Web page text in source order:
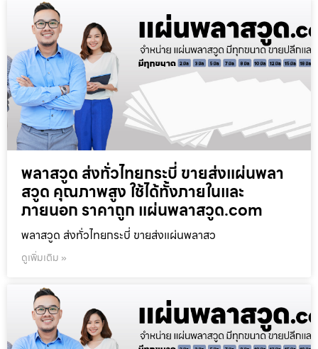
พลาสวูด ส่งทั่วไทยกระบี่ ขายส่งแผ่นพลา
สวูด คุณภาพสูง ใช้ได้ทั้งภายในและ
ภายนอก ราคาถูก แผ่นพลาสวูด.com
พลาสวูด ส่งทั่วไทยกระบี่ ขายส่งแผ่นพลาสว
ดูเพิ่มเติม »